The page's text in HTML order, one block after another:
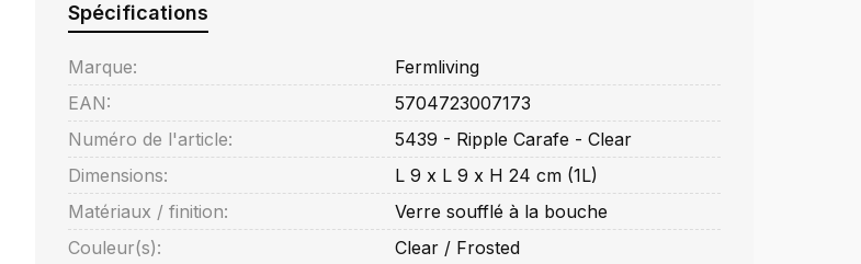
Spécifications
Marque:
Fermliving
EAN:
5704723007173
Numéro de l'article:
5439 - Ripple Carafe - Clear
Dimensions:
L 9 x L 9 x H 24 cm (1L)
Matériaux / finition:
Verre soufflé à la bouche
Couleur(s):
Clear / Frosted